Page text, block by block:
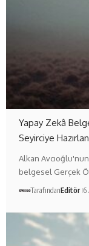
Yapay Zekâ
Seyirciye
Alkan
belgesel Gerçek
TarafındanEditör 6